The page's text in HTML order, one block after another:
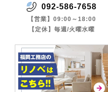
092-586-7658
【営業】09:00～18:00
【定休】毎週/火曜水曜